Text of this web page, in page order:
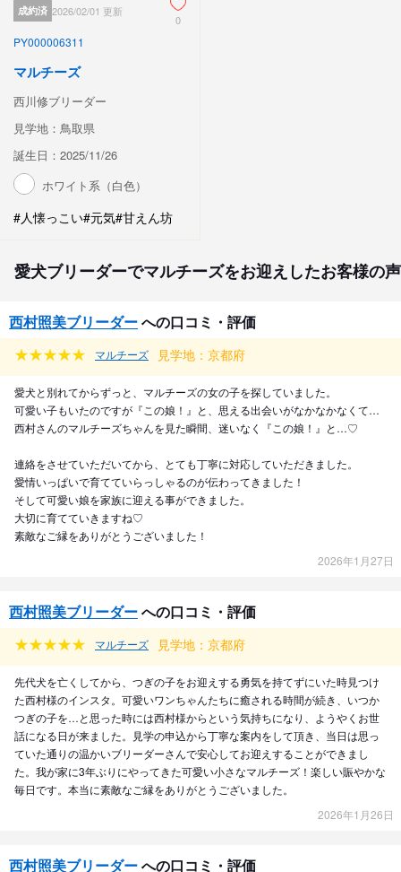
成約済 2026/02/01 更新
0
PY000006311
マルチーズ
西川修ブリーダー
見学地：鳥取県
誕生日：2025/11/26
ホワイト系（白色）
#人懐っこい#元気#甘えん坊
愛犬ブリーダーでマルチーズをお迎えしたお客様の
西村照美ブリーダーへの口コミ・評価
マルチーズ 見学地：京都府
愛犬と別れてからずっと、マルチーズの女の子を探していました。
可愛い子もいたのですが『この娘！』と、思える出会いがなかなかなくて…
西村さんのマルチーズちゃんを見た瞬間、迷いなく『この娘！』と…♡
連絡をさせていただいてから、とても丁寧に対応していただきました。
愛情いっぱいで育てていらっしゃるのが伝わってきました！
そして可愛い娘を家族に迎える事ができました。
大切に育てていきますね♡
素敵なご縁をありがとうございました！
2026年1月27日
西村照美ブリーダーへの口コミ・評価
マルチーズ 見学地：京都府
先代犬を亡くしてから、つぎの子をお迎えする勇気を持てずにいた時見つけ
た西村様のインスタ。可愛いワンちゃんたちに癒される時間が続き、いつか
つぎの子を…と思った時には西村様からという気持ちになり、ようやくお世
話になる日が来ました。見学の申込から丁寧な案内をして頂き、当日は思っ
ていた通りの温かいブリーダーさんで安心してお迎えすることができまし
た。我が家に3年ぶりにやってきた可愛い小さなマルチーズ！楽しい賑やかな
毎日です。本当に素敵なご縁をありがとうございました。
2026年1月26日
西村照美ブリーダーへの口コミ・評価